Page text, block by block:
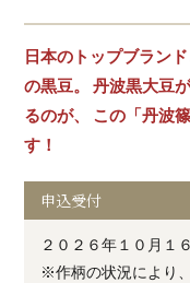
日本のトップブラン
の黒豆。 丹波黒大豆
るのが、 この「丹波
す！
申込受付
２０２６年１０月１
※作柄の状況により